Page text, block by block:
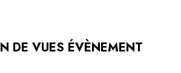
DE VUES ÉVÈNEMENT